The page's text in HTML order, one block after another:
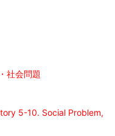
社会問題
5-10. Social Problem,